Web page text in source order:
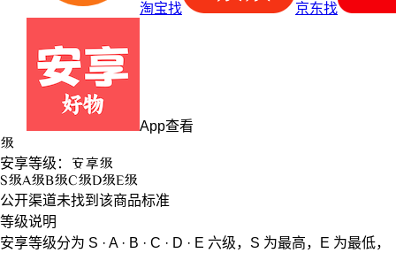
淘宝找 京东找
App查看
级
安享等级： 安享级
S级A级B级C级D级E级
公开渠道未找到该商品标准
等级说明
安享等级分为 S · A · B · C · D · E 六级， S 为最高， E 为最低，